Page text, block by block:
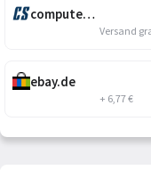
computersalg.de
Versand
ebay.de
+ 6,77 €